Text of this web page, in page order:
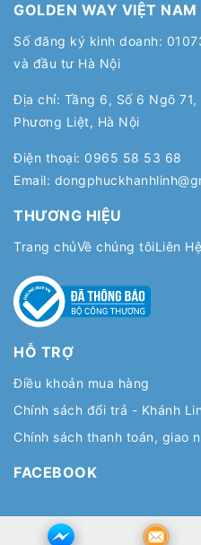
GOLDEN WAY VIỆT NAM
Số đăng ký kinh doanh:
và đầu tư Hà Nội
Địa chỉ: Tầng 6, Số 6 Ngõ 71,
Phương Liệt, Hà Nội
Điện thoại: 0965 58 53 68
Email:
THƯƠNG HIỆU
Trang chủVề chúng tôiLiên Hệ
HỖ TRỢ
Điều khoản mua hàng
Chính sách đổi trả - Khánh
Chính sách thanh toán, giao
FACEBOOK